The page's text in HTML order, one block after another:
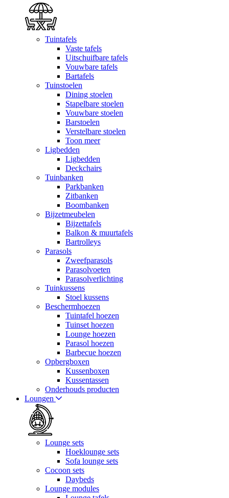
Tuintafels
Vaste tafels
Uitschuifbare tafels
Vouwbare tafels
Bartafels
Tuinstoelen
Dining stoelen
Stapelbare stoelen
Vouwbare stoelen
Barstoelen
Verstelbare stoelen
Toon meer
Ligbedden
Ligbedden
Deckchairs
Tuinbanken
Parkbanken
Zitbanken
Boombanken
Bijzetmeubelen
Bijzettafels
Balkon & muurtafels
Bartrolleys
Parasols
Zweefparasols
Parasolvoeten
Parasolverlichting
Tuinkussens
Stoel kussens
Beschermhoezen
Tuintafel hoezen
Tuinset hoezen
Lounge hoezen
Parasol hoezen
Barbecue hoezen
Opbergboxen
Kussenboxen
Kussentassen
Onderhouds producten
Loungen
Lounge sets
Hoeklounge sets
Sofa lounge sets
Cocoon sets
Daybeds
Lounge modules